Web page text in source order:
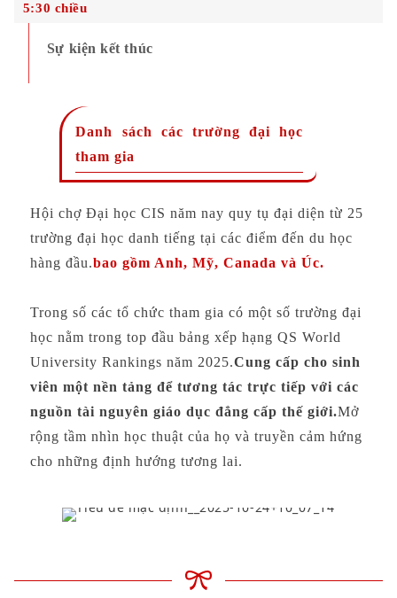
5:30 chiều
Sự kiện kết thúc
Danh sách các trường đại học
tham gia
Hội chợ Đại học CIS năm nay quy tụ đại diện từ 25
trường đại học danh tiếng tại các điểm đến du học
hàng đầu.bao gồm Anh, Mỹ, Canada và Úc.
Trong số các tổ chức tham gia có một số trường đại
học nằm trong top đầu bảng xếp hạng QS World
University Rankings năm 2025.Cung cấp cho sinh
viên một nền tảng để tương tác trực tiếp với các
nguồn tài nguyên giáo dục đẳng cấp thế giới.Mở
rộng tầm nhìn học thuật của họ và truyền cảm hứng
cho những định hướng tương lai.